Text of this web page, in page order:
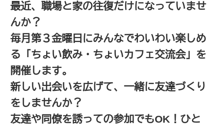
最近、職場と家の往復だけになっていませ
んか？
毎月第３金曜日にみんなでわいわい楽しめ
る「ちょい飲み・ちょいカフェ交流会」を
開催します。
新しい出会いを広げて、一緒に友達づくり
をしませんか？
友達や同僚を誘っての参加でもOK！ひと